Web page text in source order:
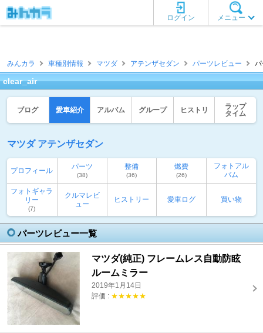
メニュー
ログイン
みんカラ 車種別情報 マツダ アテンザセダン パーツレビュー
clear_air
ブログ 愛車紹介 アルバム グループ ヒストリ
ラップ
タイム
マツダ アテンザセダン
プロフィール パーツ
(38)
整備
(36)
燃費
(26)
フォトアル
バム
フォトギャラ
リー
(7)
クルマレビ
ュー
ヒストリー 愛車ログ 買い物
パーツレビュー一覧
マツダ(純正) フレームレス自動防眩
ルームミラー
2019年1月14日
評価 : ★★★★★